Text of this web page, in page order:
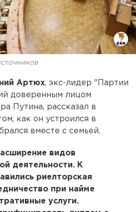
Артюх, экс-лидер "Партии
доверенным лицом
Путина, рассказал в
как он устроился в
вместе с семьей.
видов
деятельности. К
риелторская
при найме
услуги.